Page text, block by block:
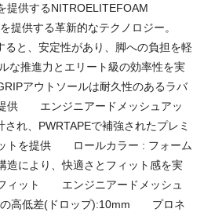
提供するNITROELITEFOAM
提供する革新的なテクノロジー。
ると、安定性があり、脚への負担を軽
推進力とエリート級の効率性を実
アウトソールは耐久性のあるラバ
供 エンジニアードメッシュアッ
れ、PWRTAPEで補強されたプレミ
トを提供 ロールカラー : フォーム
造により、快適さとフィット感を実
ト エンジニアードメッシュ
高低差(ドロップ):10mm プロネ